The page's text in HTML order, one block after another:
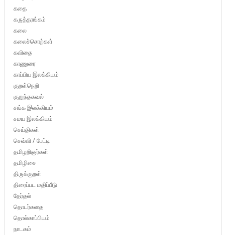
கதை
கருத்தரங்கம்
கலை
கலைச்சொற்கள்
கவிதை
காணுரை
காப்பிய இலக்கியம்
குறள்நெறி
குறுந்தகவல்
சங்க இலக்கியம்
சமய இலக்கியம்
செய்திகள்
செவ்வி / பேட்டி
தமிழறிஞர்கள்
தமிழிசை
திருக்குறள்
திரைப்பட மதிப்பீடு
தேர்தல்
தொடர்கதை
தொல்காப்பியம்
நாடகம்